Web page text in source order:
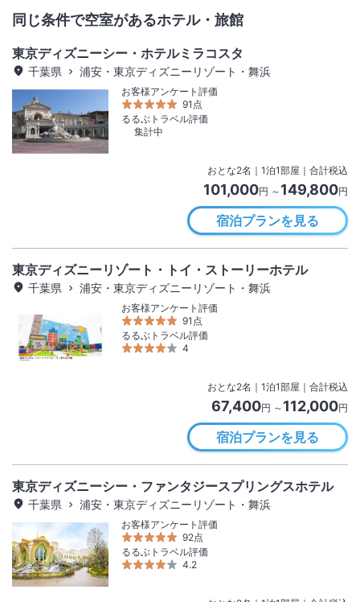
同じ条件で空室があるホテル・旅館
東京ディズニーシー・ホテルミラコスタ
千葉県 浦安・東京ディズニーリゾート・舞浜
お客様アンケート評価
91点
るるぶトラベル評価
集計中
おとな2名 ｜ 1泊1部屋｜合計税込
101,000円 ～ 149,800円
宿泊プランを見る
東京ディズニーリゾート・トイ・ストーリーホテル
千葉県 浦安・東京ディズニーリゾート・舞浜
お客様アンケート評価
91点
るるぶトラベル評価
4
おとな2名 ｜ 1泊1部屋｜合計税込
67,400円 ～ 112,000円
宿泊プランを見る
東京ディズニーシー・ファンタジースプリングスホテル
千葉県 浦安・東京ディズニーリゾート・舞浜
お客様アンケート評価
92点
るるぶトラベル評価
4.2